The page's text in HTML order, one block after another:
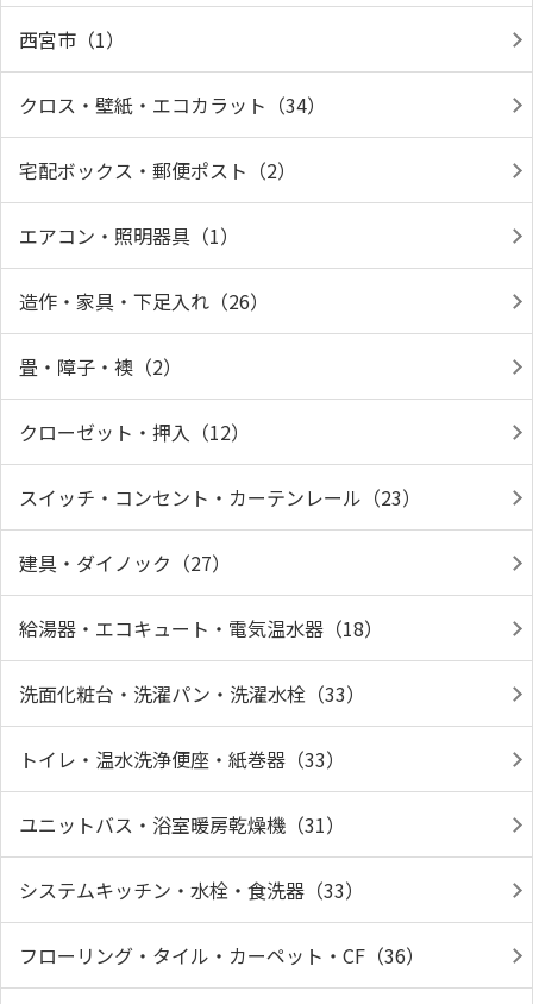
西宮市（1）
クロス・壁紙・エコカラット（34）
宅配ボックス・郵便ポスト（2）
エアコン・照明器具（1）
造作・家具・下足入れ（26）
畳・障子・襖（2）
クローゼット・押入（12）
スイッチ・コンセント・カーテンレール（23）
建具・ダイノック（27）
給湯器・エコキュート・電気温水器（18）
洗面化粧台・洗濯パン・洗濯水栓（33）
トイレ・温水洗浄便座・紙巻器（33）
ユニットバス・浴室暖房乾燥機（31）
システムキッチン・水栓・食洗器（33）
フローリング・タイル・カーペット・CF（36）